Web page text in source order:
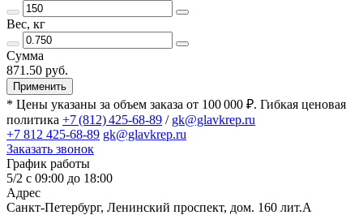
Вес, кг
Сумма
871.50 руб.
Применить
* Цены указаны за объем заказа от 100 000 ₽. Гибкая ценовая
политика +7 (812) 425-68-89 / gk@glavkrep.ru
+7 812 425-68-89 gk@glavkrep.ru
Заказать звонок
График работы
5/2 с 09:00 до 18:00
Адрес
Санкт-Петербург, Ленинский проспект, дом. 160 лит.А